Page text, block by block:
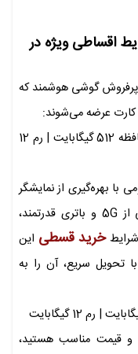
اقساطی ویژه در
پرفروش گوشی‌ هوشمند که
کارت عرضه می‌شوند:
۱. شیائومی Redmi Note 14 Pro 5G | حافظه 512 گیگابایت | رم 12
با بهره‌گیری از نمایشگر
AMOLED، دوربین‌های حرفه‌ای، پشتیبانی از 5G و باتری قدرتمند،
شرایطخرید قسطی این
تحویل سریع، آن را به
و قیمت مناسب هستید،